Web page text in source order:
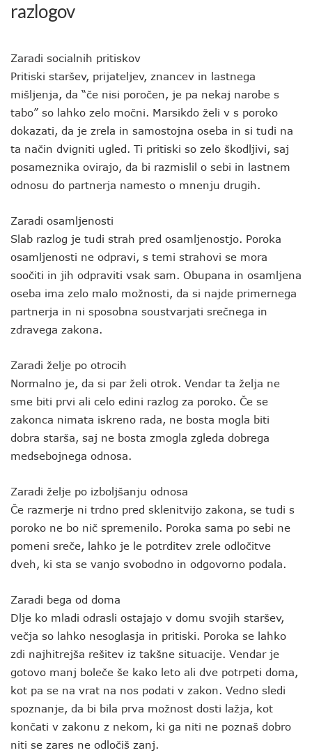
razlogov
Zaradi socialnih pritiskov
Pritiski staršev, prijateljev, znancev in lastnega
mišljenja, da “če nisi poročen, je pa nekaj narobe s
tabo” so lahko zelo močni. Marsikdo želi v s poroko
dokazati, da je zrela in samostojna oseba in si tudi na
ta način dvigniti ugled. Ti pritiski so zelo škodljivi, saj
posameznika ovirajo, da bi razmislil o sebi in lastnem
odnosu do partnerja namesto o mnenju drugih.
Zaradi osamljenosti
Slab razlog je tudi strah pred osamljenostjo. Poroka
osamljenosti ne odpravi, s temi strahovi se mora
soočiti in jih odpraviti vsak sam. Obupana in osamljena
oseba ima zelo malo možnosti, da si najde primernega
partnerja in ni sposobna soustvarjati srečnega in
zdravega zakona.
Zaradi želje po otrocih
Normalno je, da si par želi otrok. Vendar ta želja ne
sme biti prvi ali celo edini razlog za poroko. Če se
zakonca nimata iskreno rada, ne bosta mogla biti
dobra starša, saj ne bosta zmogla zgleda dobrega
medsebojnega odnosa.
Zaradi želje po izboljšanju odnosa
Če razmerje ni trdno pred sklenitvijo zakona, se tudi s
poroko ne bo nič spremenilo. Poroka sama po sebi ne
pomeni sreče, lahko je le potrditev zrele odločitve
dveh, ki sta se vanjo svobodno in odgovorno podala.
Zaradi bega od doma
Dlje ko mladi odrasli ostajajo v domu svojih staršev,
večja so lahko nesoglasja in pritiski. Poroka se lahko
zdi najhitrejša rešitev iz takšne situacije. Vendar je
gotovo manj boleče še kako leto ali dve potrpeti doma,
kot pa se na vrat na nos podati v zakon. Vedno sledi
spoznanje, da bi bila prva možnost dosti lažja, kot
končati v zakonu z nekom, ki ga niti ne poznaš dobro
niti se zares ne odločiš zanj.